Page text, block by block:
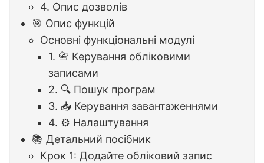
4. Опис дозволів
🎯 Опис функцій
Основні функціональні модулі
1. 📇 Керування обліковими
записами
2. 🔍 Пошук програм
3. 📥 Керування завантаженнями
4. ⚙️ Налаштування
📚 Детальний посібник
Крок 1: Додайте обліковий запис